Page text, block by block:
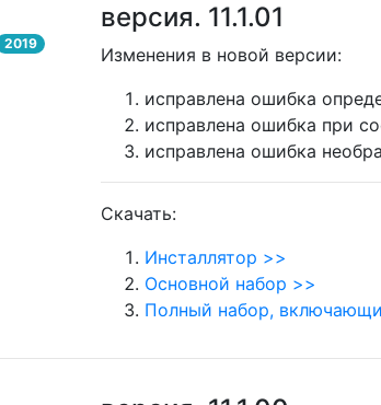
2019
версия. 11.1.01
Изменения в новой версии:
исправлена ошибка
исправлена ошибка при
исправлена ошибка
Скачать:
Инсталлятор >>
Основной набор >>
Полный набор,